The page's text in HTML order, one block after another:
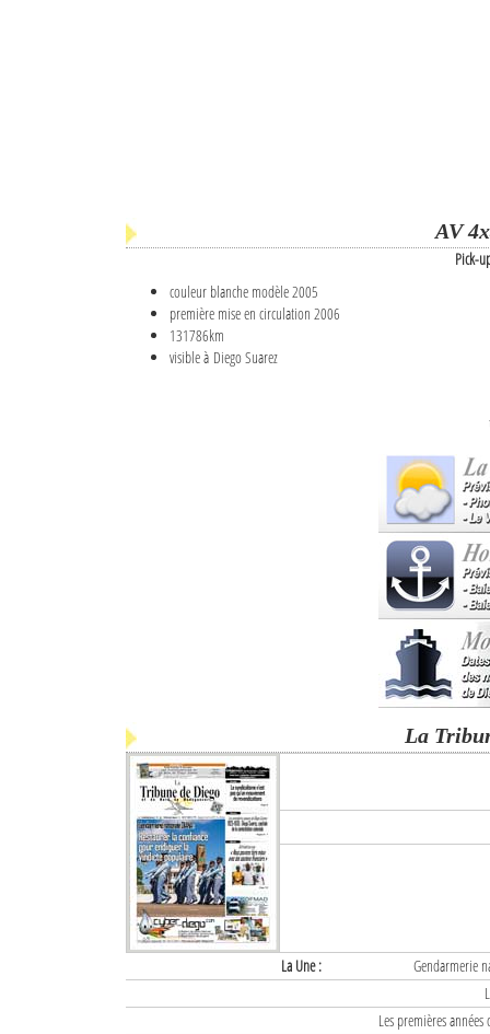
AV
Pick-
couleur blanche modèle 2005
première mise en circulation 2006
131786km
visible à Diego Suarez
La
La Une :
Gendarmerie
Les premières